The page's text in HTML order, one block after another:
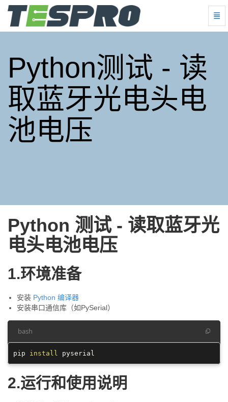
Python测试 - 读取蓝牙光电头电池电压 - 跳到主页
切
Python测试 - 读
取蓝牙光电头电
池电压
Python 测试 - 读取蓝牙光
电头电池电压
1.环境准备
安装 Python 编译器
安装串口通信库（如PySerial）
bash
pip install
2.运行和使用说明